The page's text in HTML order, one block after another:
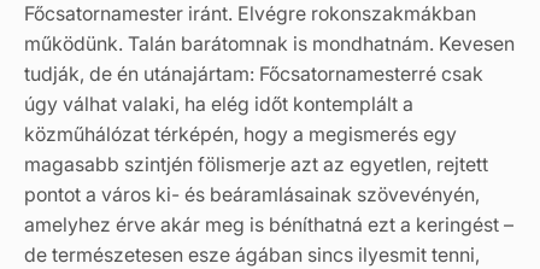
Főcsatornamester iránt. Elvégre rokonszakmákban
működünk. Talán barátomnak is mondhatnám. Kevesen
tudják, de én utánajártam: Főcsatornamesterré csak
úgy válhat valaki, ha elég időt kontemplált a
közműhálózat térképén, hogy a megismerés egy
magasabb szintjén fölismerje azt az egyetlen, rejtett
pontot a város ki- és beáramlásainak szövevényén,
amelyhez érve akár meg is béníthatná ezt a keringést –
de természetesen esze ágában sincs ilyesmit tenni,